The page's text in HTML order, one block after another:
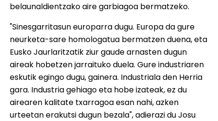
belaunaldientzako aire garbiagoa bermatzeko.
"Sinesgarritasun europarra dugu. Europa da gure
neurketa-sare homologatua bermatzen duena, eta
Eusko Jaurlaritzatik ziur gaude arnasten dugun
aireak hobetzen jarraituko duela. Gure industriaren
eskutik egingo dugu, gainera. Industriala den Herria
gara. Industria gehiago eta hobe izateak, ez du
airearen kalitate txarragoa esan nahi, azken
urteetan erakutsi dugun bezala", adierazi du Josu